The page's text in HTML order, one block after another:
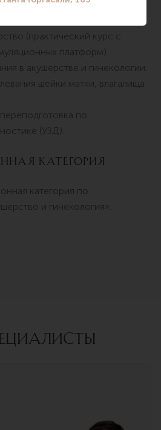
(практический курс с
платформ).
в акушерстве и гинекологии.
шейки матки, влагалища
по
(УЗД).
категория
категория по
и гинекология».